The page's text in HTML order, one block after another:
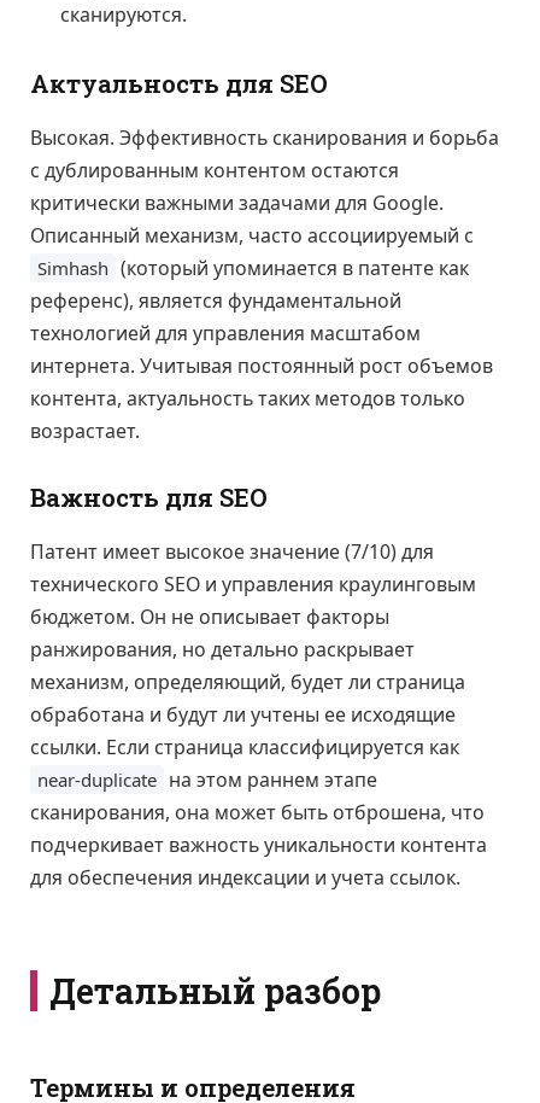
сканируются.
Актуальность для SEO
Высокая. Эффективность сканирования и борьба
с дублированным контентом остаются
критически важными задачами для Google.
Описанный механизм, часто ассоциируемый с
Simhash (который упоминается в патенте как
референс), является фундаментальной
технологией для управления масштабом
интернета. Учитывая постоянный рост объемов
контента, актуальность таких методов только
возрастает.
Важность для SEO
Патент имеет высокое значение (7/10) для
технического SEO и управления краулинговым
бюджетом. Он не описывает факторы
ранжирования, но детально раскрывает
механизм, определяющий, будет ли страница
обработана и будут ли учтены ее исходящие
ссылки. Если страница классифицируется как
near-duplicate на этом раннем этапе
сканирования, она может быть отброшена, что
подчеркивает важность уникальности контента
для обеспечения индексации и учета ссылок.
Детальный разбор
Термины и определения